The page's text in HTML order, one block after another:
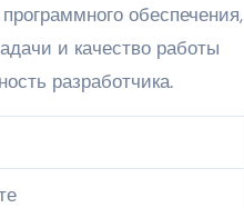
обеспечения,
и качество работы
разработчика.